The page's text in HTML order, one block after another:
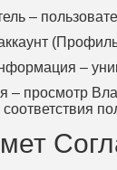
–
–
– просмотр
соответствия